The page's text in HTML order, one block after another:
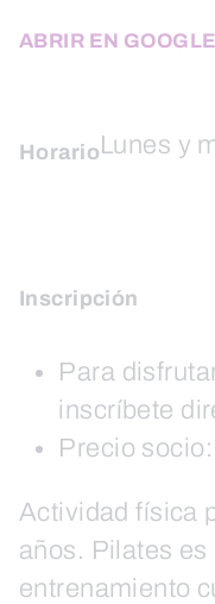
ABRIR EN
HorarioLunes y
Inscripción
Para
inscríbete
Precio
Actividad física
años. Pilates
entrenamiento